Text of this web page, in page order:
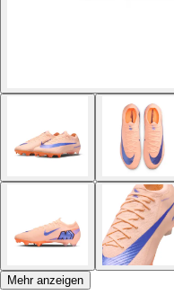
Mehr anzeigen